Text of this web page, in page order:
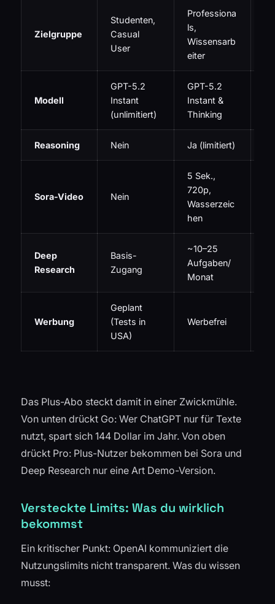
Zielgruppe
Studenten,
Casual
User
Professiona
ls,
Wissensarb
eiter
Modell
GPT-5.2
Instant
(unlimitiert)
GPT-5.2
Instant &
Thinking
Reasoning Nein Ja (limitiert)
Sora-Video Nein
5 Sek.,
720p,
Wasserzeic
hen
Deep
Research
Basis-
Zugang
~10–25
Aufgaben/
Monat
Werbung
Geplant
(Tests in
USA)
Werbefrei
Das Plus-Abo steckt damit in einer Zwickmühle.
Von unten drückt Go: Wer ChatGPT nur für Texte
nutzt, spart sich 144 Dollar im Jahr. Von oben
drückt Pro: Plus-Nutzer bekommen bei Sora und
Deep Research nur eine Art Demo-Version.
Versteckte Limits: Was du wirklich
bekommst
Ein kritischer Punkt: OpenAI kommuniziert die
Nutzungslimits nicht transparent. Was du wissen
musst: